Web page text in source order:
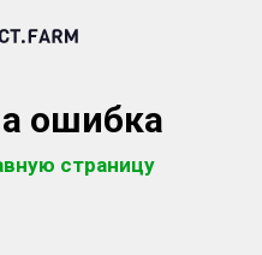
ошибка
страницу